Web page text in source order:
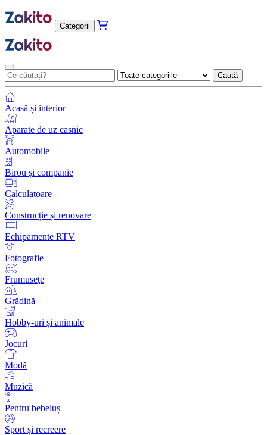
Categorii
Caută
Acasă și interior
Aparate de uz casnic
Automobile
Birou și companie
Calculatoare
Construcție și renovare
Echipamente RTV
Fotografie
Frumuseţe
Grădină
Hobby-uri și animale
Jocuri
Modă
Muzică
Pentru bebeluș
Sport și recreere